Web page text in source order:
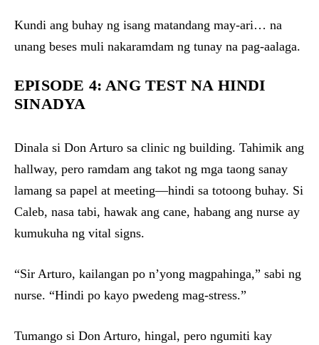
Kundi ang buhay ng isang matandang may-ari… na
unang beses muli nakaramdam ng tunay na pag-aalaga.
EPISODE 4: ANG TEST NA HINDI
SINADYA
Dinala si Don Arturo sa clinic ng building. Tahimik ang
hallway, pero ramdam ang takot ng mga taong sanay
lamang sa papel at meeting—hindi sa totoong buhay. Si
Caleb, nasa tabi, hawak ang cane, habang ang nurse ay
kumukuha ng vital signs.
“Sir Arturo, kailangan po n’yong magpahinga,” sabi ng
nurse. “Hindi po kayo pwedeng mag-stress.”
Tumango si Don Arturo, hingal, pero ngumiti kay